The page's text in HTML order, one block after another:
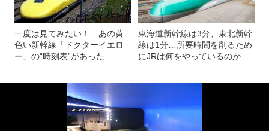
一度は見てみたい！ あの黄
色い新幹線「ドクターイエロ
ー」の“時刻表”があった
東海道新幹線は3分、東北新幹
線は1分…所要時間を削るため
にJRは何をやっているのか